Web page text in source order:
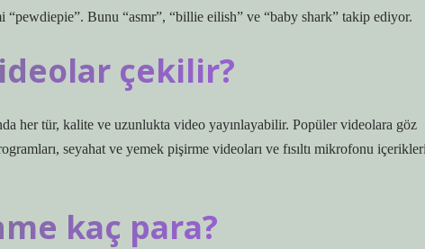
Bunu “asmr”, “billie eilish” ve “baby shark” takip ediyor.
çekilir?
her tür, kalite ve uzunlukta video yayınlayabilir. Popüler videolara göz
seyahat ve yemek pişirme videoları ve fısıltı mikrofonu
kaç para?